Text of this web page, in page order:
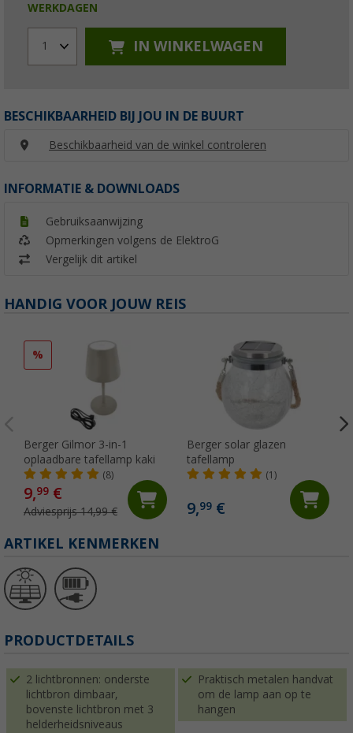
WERKDAGEN
1 IN WINKELWAGEN
BESCHIKBAARHEID BIJ JOU IN DE BUURT
Beschikbaarheid van de winkel controleren
INFORMATIE & DOWNLOADS
Gebruiksaanwijzing
Opmerkingen volgens de ElektroG
Vergelijk dit artikel
HANDIG VOOR JOUW REIS
%
Berger Gilmor 3-in-1
oplaadbare tafellamp kaki
(8)
9,99 €
Adviesprijs 14,99 €
Berger solar glazen
tafellamp
(1)
9,99€
ARTIKEL KENMERKEN
PRODUCTDETAILS
2 lichtbronnen: onderste
lichtbron dimbaar,
bovenste lichtbron met 3
helderheidsniveaus
Praktisch metalen handvat
om de lamp aan op te
hangen